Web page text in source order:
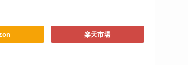
楽天市場